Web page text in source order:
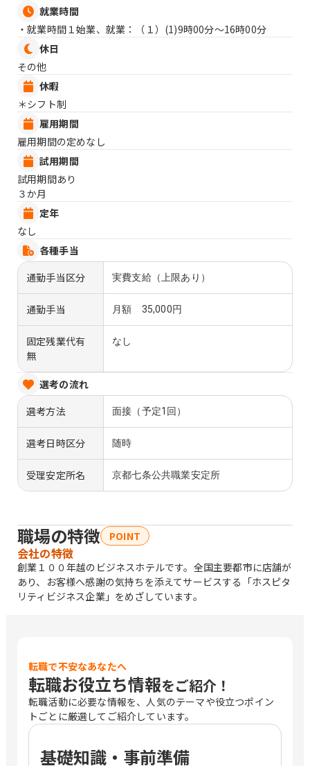
就業時間
・就業時間１始業、就業：（１） (1)9時00分〜16時00分
休日
その他
休暇
＊シフト制
雇用期間
雇用期間の定めなし
試用期間
試用期間あり
３か月
定年
なし
各種手当
通勤手当区分
実費支給（上限あり）
通勤手当 月額 35,000円
固定残業代有
無
なし
選考の流れ
選考方法
面接（予定1回）
選考日時区分 随時
受理安定所名 京都七条公共職業安定所
職場の特徴 POINT
会社の特徴
創業１００年越のビジネスホテルです。全国主要都市に店舗が
あり、お客様へ感謝の気持ちを添えてサービスする「ホスピタ
リティビジネス企業」をめざしています。
転職で不安なあなたへ
転職お役立ち情報をご紹介！
転職活動に必要な情報を、人気のテーマや役立つポイン
トごとに厳選してご紹介しています。
基礎知識・事前準備